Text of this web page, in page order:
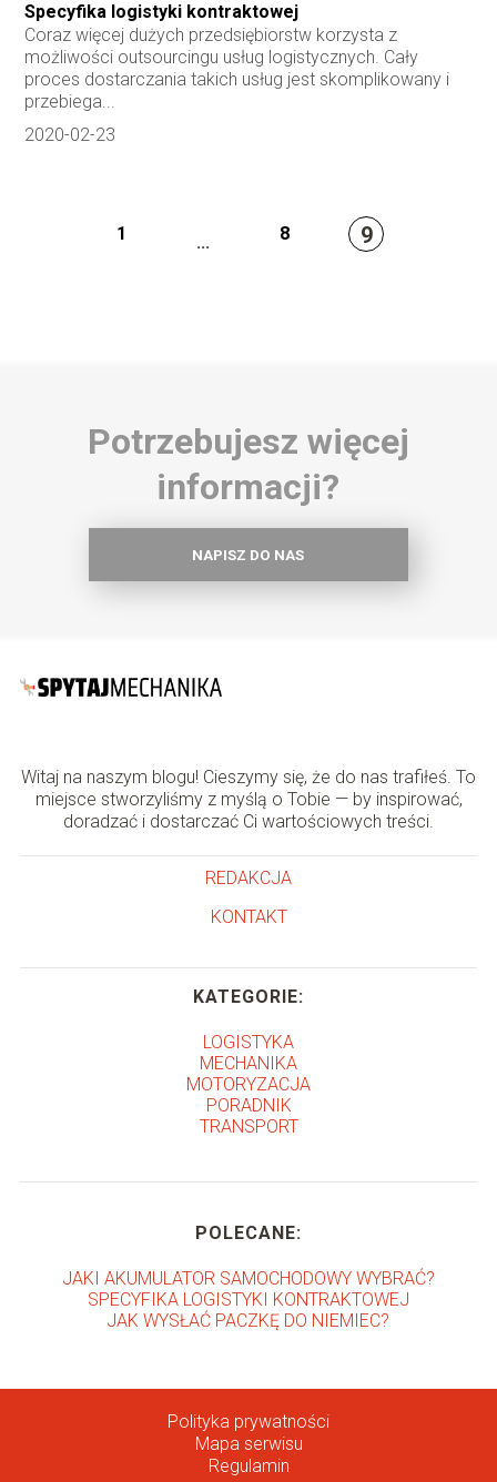
Specyfika logistyki kontraktowej
Coraz więcej dużych przedsiębiorstw korzysta z
możliwości outsourcingu usług logistycznych. Cały
proces dostarczania takich usług jest skomplikowany i
przebiega...
2020-02-23
1 ... 8 9
Potrzebujesz więcej
informacji?
NAPISZ DO NAS
Witaj na naszym blogu! Cieszymy się, że do nas trafiłeś. To
miejsce stworzyliśmy z myślą o Tobie — by inspirować,
doradzać i dostarczać Ci wartościowych treści.
REDAKCJA
KONTAKT
KATEGORIE:
LOGISTYKA
MECHANIKA
MOTORYZACJA
PORADNIK
TRANSPORT
POLECANE:
JAKI AKUMULATOR SAMOCHODOWY WYBRAĆ?
SPECYFIKA LOGISTYKI KONTRAKTOWEJ
JAK WYSŁAĆ PACZKĘ DO NIEMIEC?
Polityka prywatności
Mapa serwisu
Regulamin